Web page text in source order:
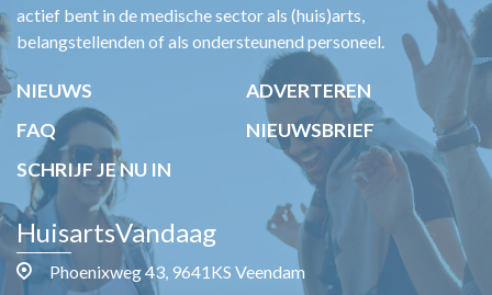
actief bent in de medische sector als (huis)arts,
belangstellenden of als ondersteunend personeel.
NIEUWS
ADVERTEREN
FAQ
NIEUWSBRIEF
SCHRIJF JE NU IN
HuisartsVandaag
Phoenixweg 43, 9641KS Veendam